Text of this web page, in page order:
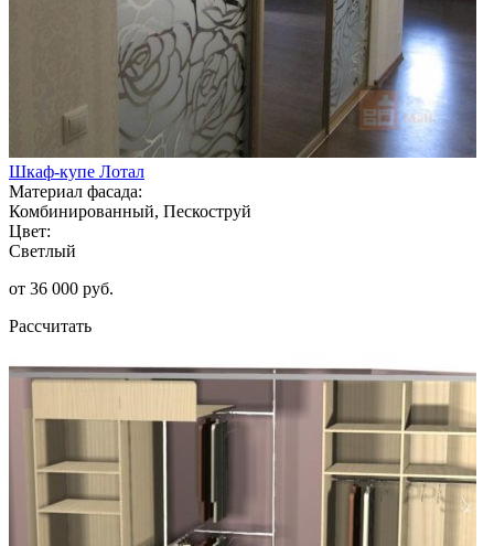
Шкаф-купе Лотал
Материал фасада:
Комбинированный, Пескоструй
Цвет:
Светлый
от 36 000 руб.
Рассчитать